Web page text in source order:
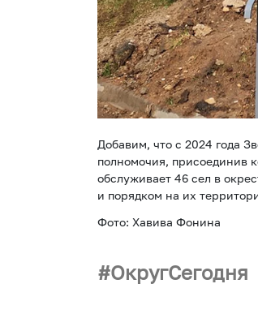
Добавим, что с 2024 года
полномочия, присоединив
обслуживает 46 сел в
и порядком на их
Фото: Хавива Фонина
ОкругСегодня